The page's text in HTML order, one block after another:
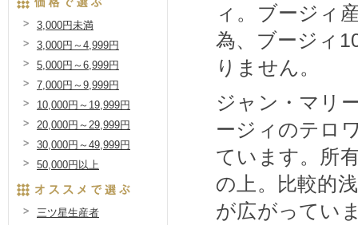
ィ。ブージィ
為、ブージィ
りません。
ジャン・マリ
ージィのテロ
ています。所
の上。比較的
が広がってい
3,000円未満
3,000円～4,999円
5,000円～6,999円
7,000円～9,999円
10,000円～19,999円
20,000円～29,999円
30,000円～49,999円
50,000円以上
三ツ星生産者